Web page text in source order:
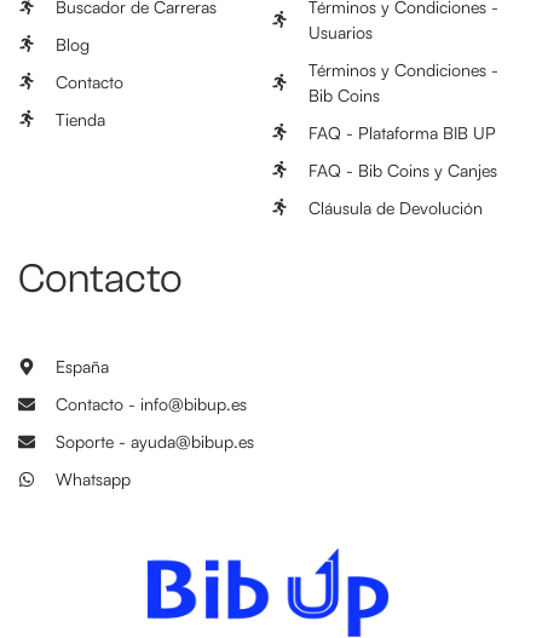
Buscador de Carreras
Blog
Contacto
Tienda
Términos y Condiciones -
Usuarios
Términos y Condiciones -
Bib Coins
FAQ - Plataforma BIB UP
FAQ - Bib Coins y Canjes
Cláusula de Devolución
Contacto
España
Contacto - info@bibup.es
Soporte - ayuda@bibup.es
Whatsapp